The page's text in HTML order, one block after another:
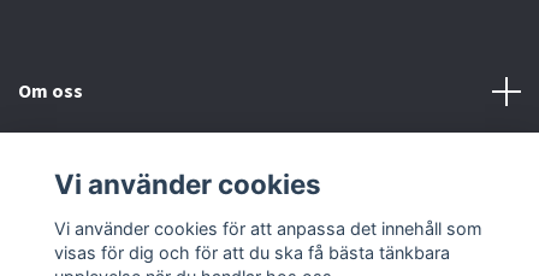
Om oss
Kontakta oss
Vi använder cookies
Vi använder cookies för att anpassa det innehåll som
visas för dig och för att du ska få bästa tänkbara